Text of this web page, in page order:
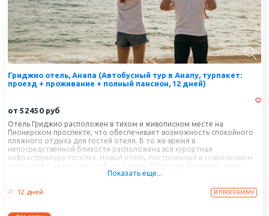
Гриджио отель, Анапа (Автобусный тур в Анапу, турпакет:
проезд + проживание + полный пансион, 12 дней)
от 52450 руб
Отель Гриджио расположен в тихом и живописном месте на
Пионерском проспекте, что обеспечивает возможность спокойного
пляжного отдыха для гостей отеля. В то же время в
непосредственной близости расположена вся курортная
инфраструктура поселка. Новый отель, построенный в современном
компактную облагороженную территорию.
Показать еще...
12 дней В ПРОГРАММУ